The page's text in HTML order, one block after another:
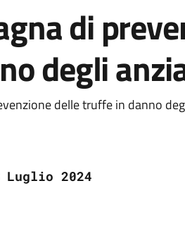
di
degli
delle truffe in danno
2024